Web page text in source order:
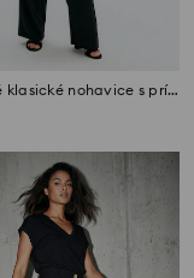
Elegantné klasické nohavice s prímesou viskózy